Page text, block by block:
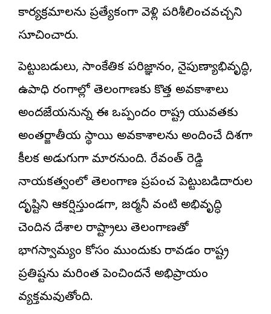
కార్యక్రమాలను ప్రత్యేకంగా వెళ్లి పరిశీలించవచ్చని
సూచించారు.
పెట్టుబడులు, సాంకేతిక పరిజ్ఞానం, నైపుణ్యాభివృద్ధి,
ఉపాధి రంగాల్లో తెలంగాణకు కొత్త అవకాశాలు
అందజేయనున్న ఈ ఒప్పందం రాష్ట్ర యువతకు
అంతర్జాతీయ స్థాయి అవకాశాలను అందించే దిశగా
కీలక అడుగుగా మారనుంది. రేవంత్ రెడ్డి
నాయకత్వంలో తెలంగాణ ప్రపంచ పెట్టుబడిదారుల
దృష్టిని ఆకర్షిస్తుండగా, జర్మనీ వంటి అభివృద్ధి
చెందిన దేశాల రాష్ట్రాలు తెలంగాణతో
భాగస్వామ్యం కోసం ముందుకు రావడం రాష్ట్ర
ప్రతిష్టను మరింత పెంచిందనే అభిప్రాయం
వ్యక్తమవుతోంది.